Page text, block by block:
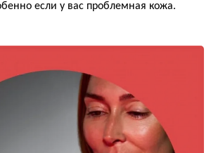
если у вас проблемная кожа.